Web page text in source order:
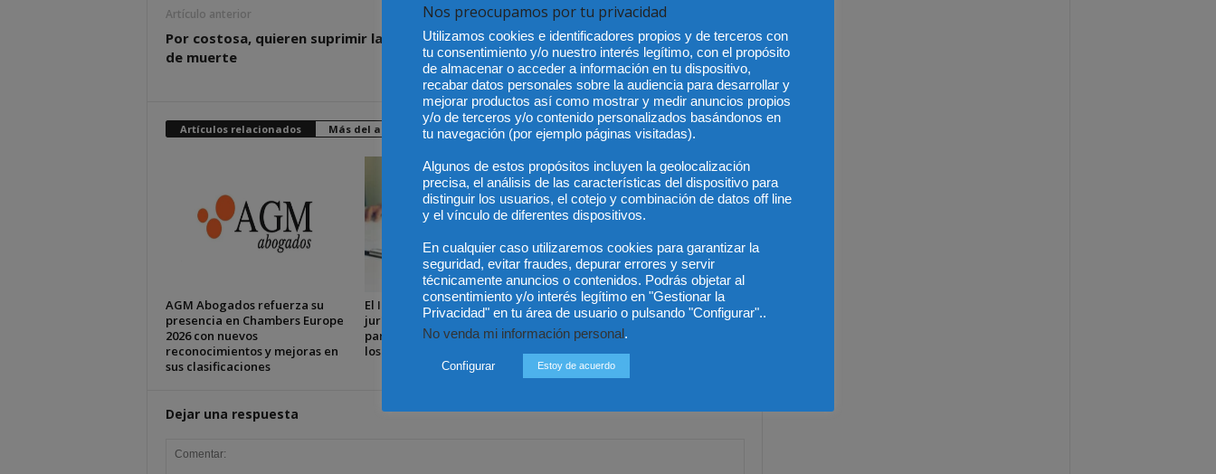
Artículo anterior
Por costosa, quieren suprimir la pena
de muerte
Artículo siguiente
Efecto mariposa: el venezolano Chávez
devalúa y caen las empresas españolas
Artículos relacionados Más del autor
AGM Abogados refuerza su
presencia en Chambers Europe
2026 con nuevos
reconocimientos y mejoras en
sus clasificaciones
El ICAM lanza la serie “Claves
jurídicas de la actualidad”
para aportar rigor jurídico a
los grandes debates sociales
Una sentencia pionera avala el
despido objetivo por ineptitud
sobrevenida pese a la
denegación de incapacidad
permanente
Dejar una respuesta
Nos preocupamos por tu privacidad
Utilizamos cookies e identificadores propios y de terceros con
tu consentimiento y/o nuestro interés legítimo, con el propósito
de almacenar o acceder a información en tu dispositivo,
recabar datos personales sobre la audiencia para desarrollar y
mejorar productos así como mostrar y medir anuncios propios
y/o de terceros y/o contenido personalizados basándonos en
tu navegación (por ejemplo páginas visitadas).
Algunos de estos propósitos incluyen la geolocalización
precisa, el análisis de las características del dispositivo para
distinguir los usuarios, el cotejo y combinación de datos off line
y el vínculo de diferentes dispositivos.
En cualquier caso utilizaremos cookies para garantizar la
seguridad, evitar fraudes, depurar errores y servir
técnicamente anuncios o contenidos. Podrás objetar al
consentimiento y/o interés legítimo en "Gestionar la
Privacidad" en tu área de usuario o pulsando "Configurar"..
No venda mi información personal.
Configurar Estoy de acuerdo